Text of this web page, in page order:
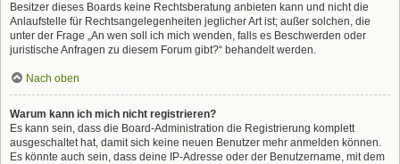
Besitzer dieses Boards keine Rechtsberatung anbieten kann und nicht die
Anlaufstelle für Rechtsangelegenheiten jeglicher Art ist; außer solchen, die
unter der Frage „An wen soll ich mich wenden, falls es Beschwerden oder
juristische Anfragen zu diesem Forum gibt?“ behandelt werden.
Nach oben
Warum kann ich mich nicht registrieren?
Es kann sein, dass die Board-Administration die Registrierung komplett
ausgeschaltet hat, damit sich keine neuen Benutzer mehr anmelden können.
Es könnte auch sein, dass deine IP-Adresse oder der Benutzername, mit dem